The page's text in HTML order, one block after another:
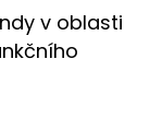
v oblasti